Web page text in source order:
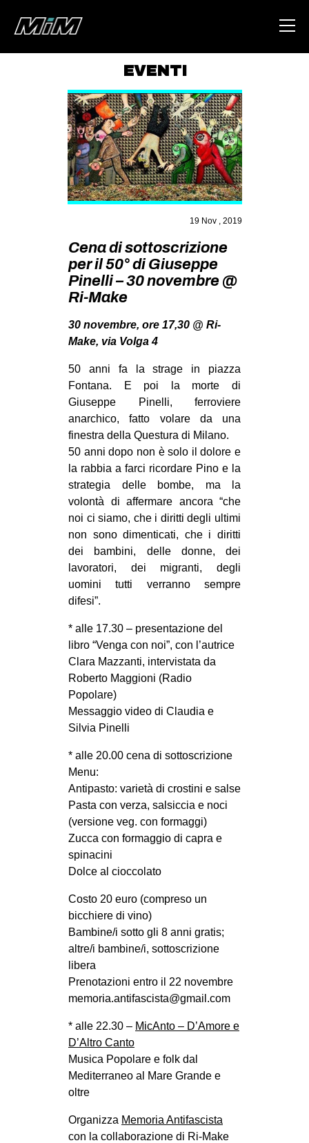
ABOUT
AREA
DEGENERAZIONE
GAZA FREESTYLE
CSOA LAMBRETTA
MSM
STUDENTI TSUNAMI
ZAM
MOBILITAZIONI
SPAZI
SPORT POPOLARE
MOVIMENTI
AMBIENTE
ANTIFASCISMO
DIRITTO ALL’ABITARE
MIGRAZIONI
PRECARIATO
REPRESSIONE
CULTURE
ARTE
CINEMA
RECENSIONI
AFRICA
AMERICHE
ESTREMO ORIENTE
EUROPA
MEDIO ORIENTE
MONDO
EVENTI
in
bsky
SEARCH
EVENTI
19 Nov , 2019
Cena di sottoscrizione
per il 50° di Giuseppe
Pinelli – 30 novembre @
Ri-Make
30 novembre, ore 17,30 @ Ri-
Make, via Volga 4
50 anni fa la strage in piazza
Fontana. E poi la morte di
Giuseppe Pinelli, ferroviere
anarchico, fatto volare da una
finestra della Questura di Milano.
50 anni dopo non è solo il dolore e
la rabbia a farci ricordare Pino e la
strategia delle bombe, ma la
volontà di affermare ancora “che
noi ci siamo, che i diritti degli ultimi
non sono dimenticati, che i diritti
dei bambini, delle donne, dei
lavoratori, dei migranti, degli
uomini tutti verranno sempre
difesi”.
* alle 17.30 – presentazione del
libro “Venga con noi”, con l’autrice
Clara Mazzanti, intervistata da
Roberto Maggioni (Radio
Popolare)
Messaggio video di Claudia e
Silvia Pinelli
* alle 20.00 cena di sottoscrizione
Menu:
Antipasto: varietà di crostini e salse
Pasta con verza, salsiccia e noci
(versione veg. con formaggi)
Zucca con formaggio di capra e
spinacini
Dolce al cioccolato
Costo 20 euro (compreso un
bicchiere di vino)
Bambine/i sotto gli 8 anni gratis;
altre/i bambine/i, sottoscrizione
libera
Prenotazioni entro il 22 novembre
memoria.antifascista@gmail.com
* alle 22.30 – MicAnto – D’Amore e
D’Altro Canto
Musica Popolare e folk dal
Mediterraneo al Mare Grande e
oltre
Organizza Memoria Antifascista
con la collaborazione di Ri-Make